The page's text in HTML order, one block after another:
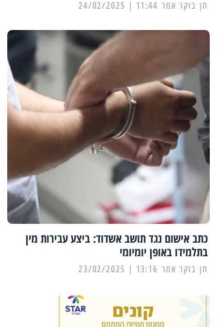
11:44 | 24/02/2025
כתב אישום נגד תושב אשדוד: ביצע עבירות מין
בתלמידו באופן יומיומי
13:16 | 23/02/2025